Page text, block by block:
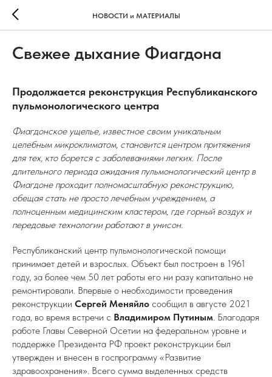
НОВОСТИ и МАТЕРИАЛЫ
Свежее дыхание Фиагдона
Продолжается реконструкция Республиканского
пульмонологического центра
Фиагдонское ущелье, известное своим уникальным
целебным микроклиматом, становится центром притяжения
для тех, кто борется с заболеваниями легких. После
длительного периода ожидания пульмонологический центр в
Фиагдоне проходит полномасштабную реконструкцию,
обещая стать не просто лечебным учреждением, а
полноценным медицинским кластером, где горный воздух и
передовые технологии работают в унисон.
Республиканский центр пульмонологической помощи
принимает детей и взрослых. Объект был построен в 1961
году, за более чем 50 лет работы его ни разу капитально не
ремонтировали. Впервые о необходимости проведения
реконструкции Сергей Меняйло сообщил в августе 2021
года, во время встречи с Владимиром Путиным. Благодаря
работе Главы Северной Осетии на федеральном уровне и
поддержке Президента РФ проект реконструкции был
утвержден и внесен в госпрограмму «Развитие
здравоохранения». Всего сумма выделенных средств